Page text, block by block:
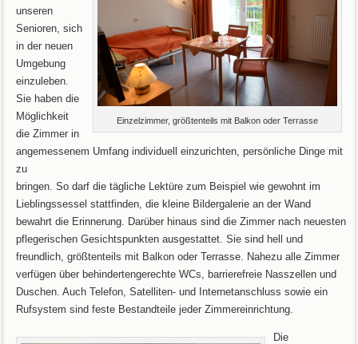
Einzelzimmer, größtenteils mit Balkon oder Terrasse
unseren
Senioren, sich
in der neuen
Umgebung
einzuleben.
Sie haben die
Möglichkeit
die Zimmer in
angemessenem Umfang individuell einzurichten, persönliche Dinge mit
zu
bringen. So darf die tägliche Lektüre zum Beispiel wie gewohnt im
Lieblingssessel stattfinden, die kleine Bildergalerie an der Wand
bewahrt die Erinnerung. Darüber hinaus sind die Zimmer nach neuesten
pflegerischen Gesichtspunkten ausgestattet. Sie sind hell und
freundlich, größtenteils mit Balkon oder Terrasse. Nahezu alle Zimmer
verfügen über behindertengerechte WCs, barrierefreie Nasszellen und
Duschen. Auch Telefon, Satelliten- und Internetanschluss sowie ein
Rufsystem sind feste Bestandteile jeder Zimmereinrichtung.
Die